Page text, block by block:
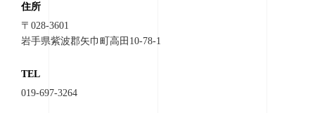
住所
〒028-3601
岩手県紫波郡矢巾町高田10-78-1
TEL
019-697-3264